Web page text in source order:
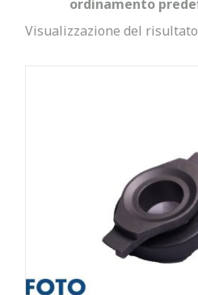
Visualizzazione del risultato